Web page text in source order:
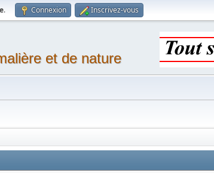
. Connexion Inscrivez-vous
et de nature